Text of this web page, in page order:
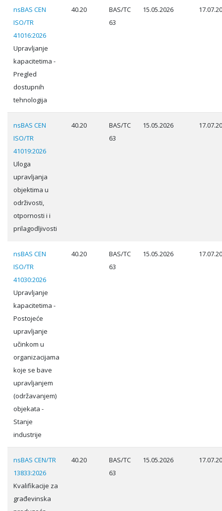
nsBAS CEN
ISO/TR
41016:2026
Upravljanje
kapacitetima -
Pregled
dostupnih
tehnologija
40.20
BAS/TC
63
15.05.2026
nsBAS CEN
ISO/TR
41019:2026
Uloga
upravljanja
objektima u
održivosti,
otpornosti i i
prilagodljivosti
40.20
BAS/TC
63
15.05.2026
nsBAS CEN
ISO/TR
41030:2026
Upravljanje
kapacitetima -
Postojeće
upravljanje
učinkom u
organizacijama
koje se bave
upravljanjem
(održavanjem)
objekata -
Stanje
industrije
40.20
BAS/TC
63
15.05.2026
nsBAS CEN/TR
13833:2026
Kvalifikacije za
građevinska
40.20
BAS/TC
63
15.05.2026